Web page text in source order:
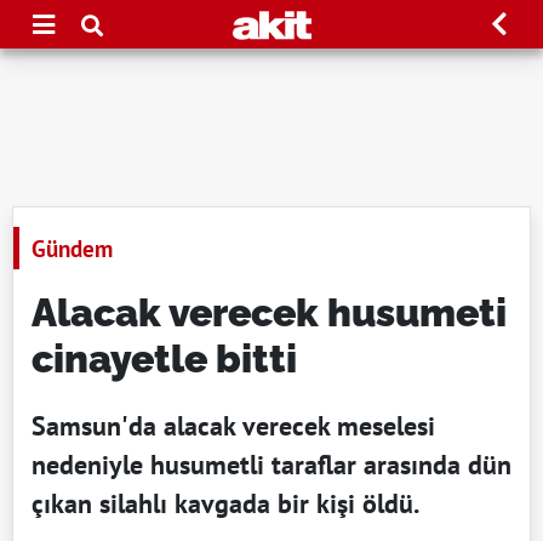
Gündem
Alacak verecek husumeti
cinayetle bitti
Samsun'da alacak verecek meselesi
nedeniyle husumetli taraflar arasında dün
çıkan silahlı kavgada bir kişi öldü.